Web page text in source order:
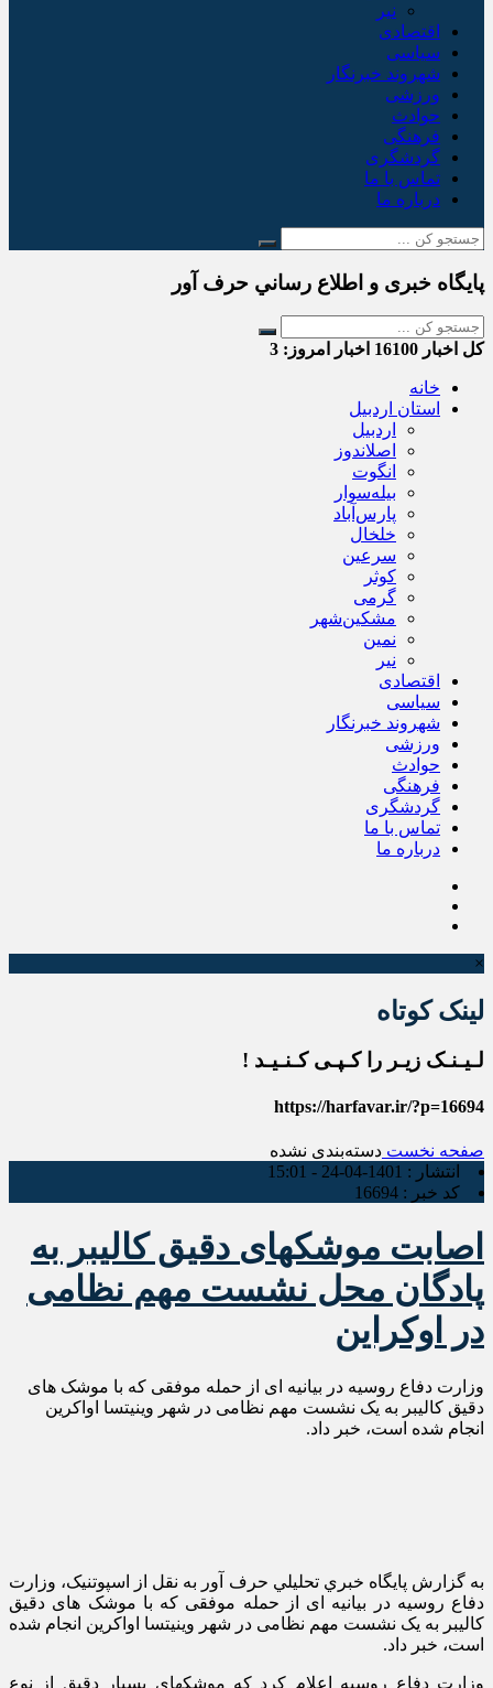
نیر
اقتصادی
سیاسی
شهروند خبرنگار
ورزشی
حوادث
فرهنگی
گردشگری
تماس با ما
درباره ما
پایگاه خبری و اطلاع رساني حرف آور
کل اخبار اخبار امروز: 3
خانه
استان اردبیل
اردبیل
اصلاندوز
انگوت
بیله‌سوار
پارس‌آباد
خلخال
سرعین
کوثر
گرمی
مشکین‌شهر
نمین
نیر
اقتصادی
سیاسی
شهروند خبرنگار
ورزشی
حوادث
فرهنگی
گردشگری
تماس با ما
درباره ما
×
لینک کوتاه
لـیـنـک زیـر را کـپـی کـنـیـد !
https://harfavar.ir/?p=16694
صفحه نخست دسته‌بندی نشده
انتشار : 1401-04-24 - 15:01
کد خبر : 16694
اصابت موشکهای دقیق کالیبر به
پادگان محل نشست مهم نظامی
در اوکراین
وزارت دفاع روسیه در بیانیه ای از حمله موفقی که با موشک های
دقیق کالیبر به یک نشست مهم نظامی در شهر وینیتسا اواکرین
انجام شده است، خبر داد.
به گزارش پايگاه خبري تحليلي حرف آور به نقل از اسپوتنیک، وزارت
دفاع روسیه در بیانیه ای از حمله موفقی که با موشک های دقیق
کالیبر به یک نشست مهم نظامی در شهر وینیتسا اواکرین انجام شده
است، خبر داد.
وزارت دفاع روسیه اعلام کرد که موشکهای بسیار دقیق از نوع